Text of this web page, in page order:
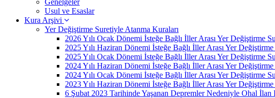
Usul ve Esaslar
Kura Arşivi
Yer Değiştirme Suretiyle Atanma Kuraları
2026 Yılı Ocak Dönemi İsteğe Bağlı İller Arası Yer Değiştirme
2025 Yılı Haziran Dönemi İsteğe Bağlı İller Arası Yer
2025 Yılı Ocak Dönemi İsteğe Bağlı İller Arası Yer Değiştirme
2024 Yılı Haziran Dönemi İsteğe Bağlı İller Arası Yer
2024 Yılı Ocak Dönemi İsteğe Bağlı İller Arası Yer Değiştirme
2023 Yılı Haziran Dönemi İsteğe Bağlı İller Arası Yer
6 Şubat 2023 Tarihinde Yaşanan Depremler Nedeniyle Ohal